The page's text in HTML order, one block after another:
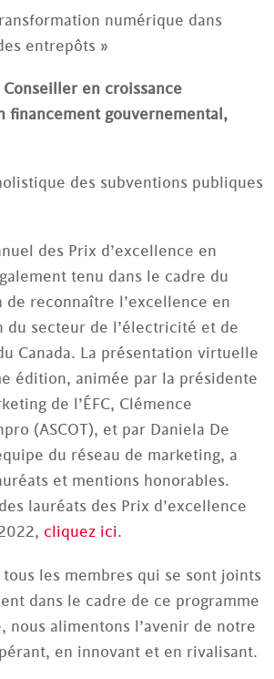
numérique dans
entrepôts »
en croissance
financement gouvernemental,
des subventions publiques
des Prix d’excellence en
tenu dans le cadre du
de reconnaître l’excellence en
du secteur de l’électricité et de
Canada. La présentation virtuelle
édition, animée par la présidente
de l’ÉFC, Clémence
(ASCOT), et par Daniela De
du réseau de marketing, a
et mentions honorables.
lauréats des Prix d’excellence
cliquez ici.
les membres qui se sont joints
dans le cadre de ce programme
nous alimentons l’avenir de notre
en innovant et en rivalisant.